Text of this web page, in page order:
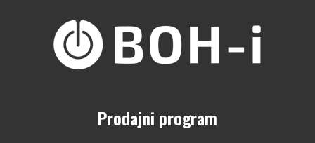
Prodajni program